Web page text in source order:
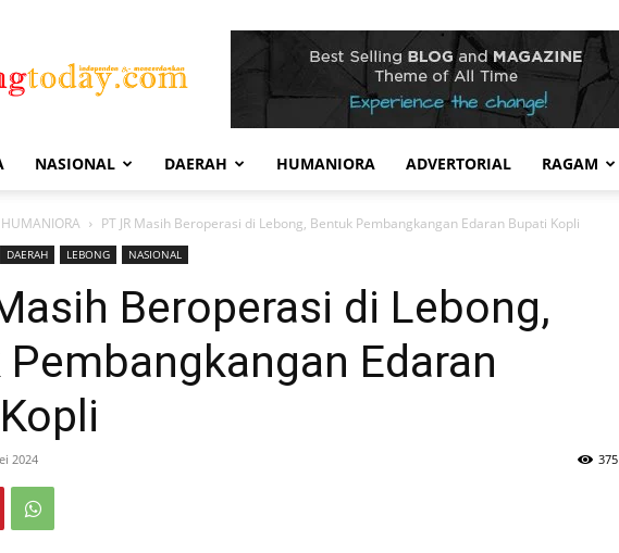
Today
NASIONAL DAERAH HUMANIORA ADVERTORIAL RAGAM
HUMANIORA PT JR Masih Beroperasi di Lebong, Bentuk Pembangkangan Edaran Bupati Kopli
DAERAH LEBONG NASIONAL
Beroperasi di Lebong,
Edaran
2024 375